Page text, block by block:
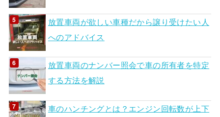
放置車両が欲しい車種だから譲り受けたい人
へのアドバイス
放置車両のナンバー照会で車の所有者を特定
する方法を解説
車のハンチングとは？エンジン回転数が上下